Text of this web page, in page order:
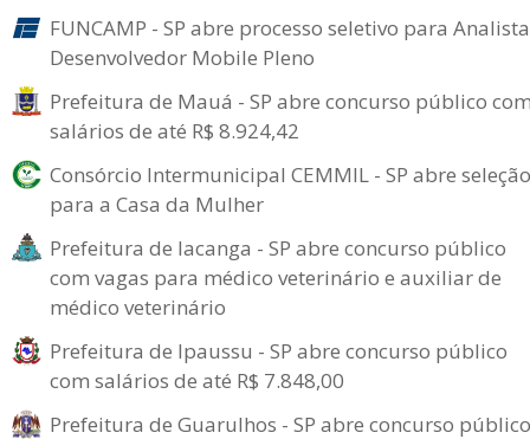
FUNCAMP - SP abre processo seletivo para Analista
Desenvolvedor Mobile Pleno
Prefeitura de Mauá - SP abre concurso público
salários de até R$ 8.924,42
Consórcio Intermunicipal CEMMIL - SP abre seleção
para a Casa da Mulher
Prefeitura de Iacanga - SP abre concurso público
com vagas para médico veterinário e auxiliar de
médico veterinário
Prefeitura de Ipaussu - SP abre concurso público
com salários de até R$ 7.848,00
Prefeitura de Guarulhos - SP abre concurso público